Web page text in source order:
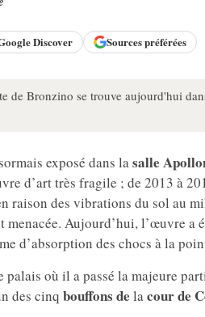
Discover Sources préférées
de Bronzino se trouve aujourd'hui
exposé dans lasalle
d’art très fragile ; de 2013 à
raison des vibrations du sol au
Aujourd’hui, l’œuvre a
d’absorption des chocs à la
palais où il a passé la majeure
des cinq bouffons de lacour de